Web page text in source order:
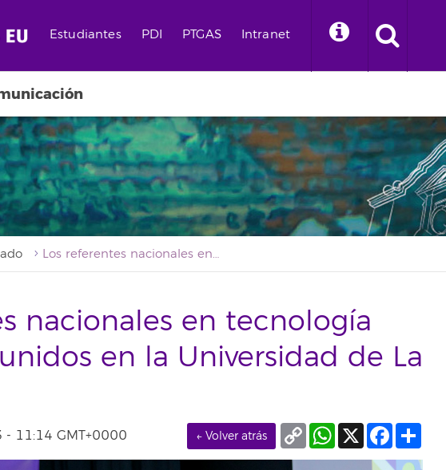
Estudiantes PDI PTGAS Intranet
Los referentes nacionales en tecnología educativa, reunidos en la Universidad de La Laguna
nacionales en tecnología
en la Universidad de La
11:14 GMT+0000 ← Volver atrás Facebook
X
WhatsApp
Copy
Link